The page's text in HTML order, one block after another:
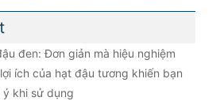
đen: Đơn giản mà hiệu nghiệm
ích của hạt đậu tương khiến bạn
khi sử dụng